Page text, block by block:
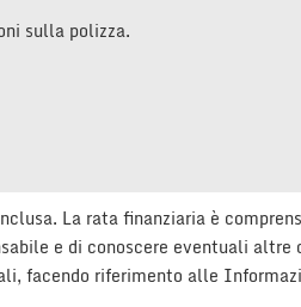
sulla polizza.
La rata finanziaria è
e di conoscere eventuali
riferimento alle